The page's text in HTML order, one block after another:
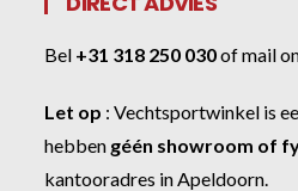
Bel +31 318 250 030ofmail
Let op :Vechtsportwinkel is
hebben géén showroom of
kantooradres in Apeldoorn.